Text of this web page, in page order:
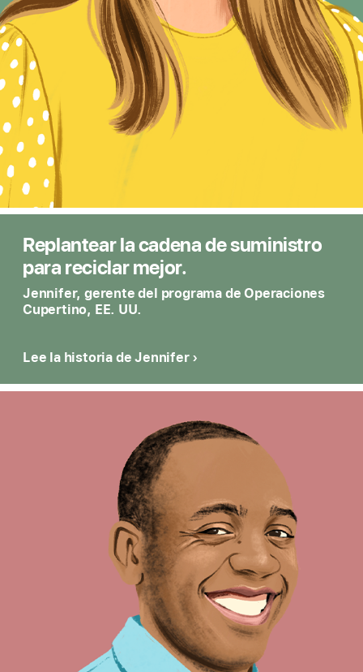
Replantear la cadena de suministro
para reciclar mejor.
Jennifer, gerente del programa de Operaciones
Cupertino, EE. UU.
Lee la historia de Jennifer